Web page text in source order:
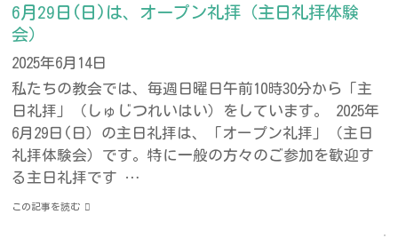
6月29日(日)は、オープン礼拝（主日礼拝体験
会）
2025年6月14日
私たちの教会では、毎週日曜日午前10時30分から「主
日礼拝」（しゅじつれいはい）をしています。 2025年
6月29日(日）の主日礼拝は、「オープン礼拝」（主日
礼拝体験会）です。特に一般の方々のご参加を歓迎す
る主日礼拝です …
この記事を読む